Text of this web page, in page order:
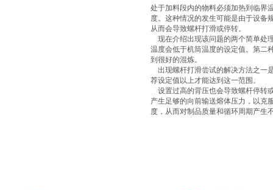
处于加料段内的物料必须加热到临界
度。这种情况的发生可能是由于设备
从而会导致螺杆打滑或停转。
现在介绍出现该问题的两个简单处
温度会低于机筒温度的设定值。第二
到很好的混炼。
出现螺杆打滑尝试的解决方法之一
荐设定值以上才能达到这一范围。
设置过高的背压也会导致螺杆停转
产生足够的向前输送熔体压力，以克
度，从而对制品质量和循环周期产生